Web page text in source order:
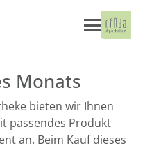
Monats
bieten wir Ihnen
passendes Produkt
an. Beim Kauf dieses